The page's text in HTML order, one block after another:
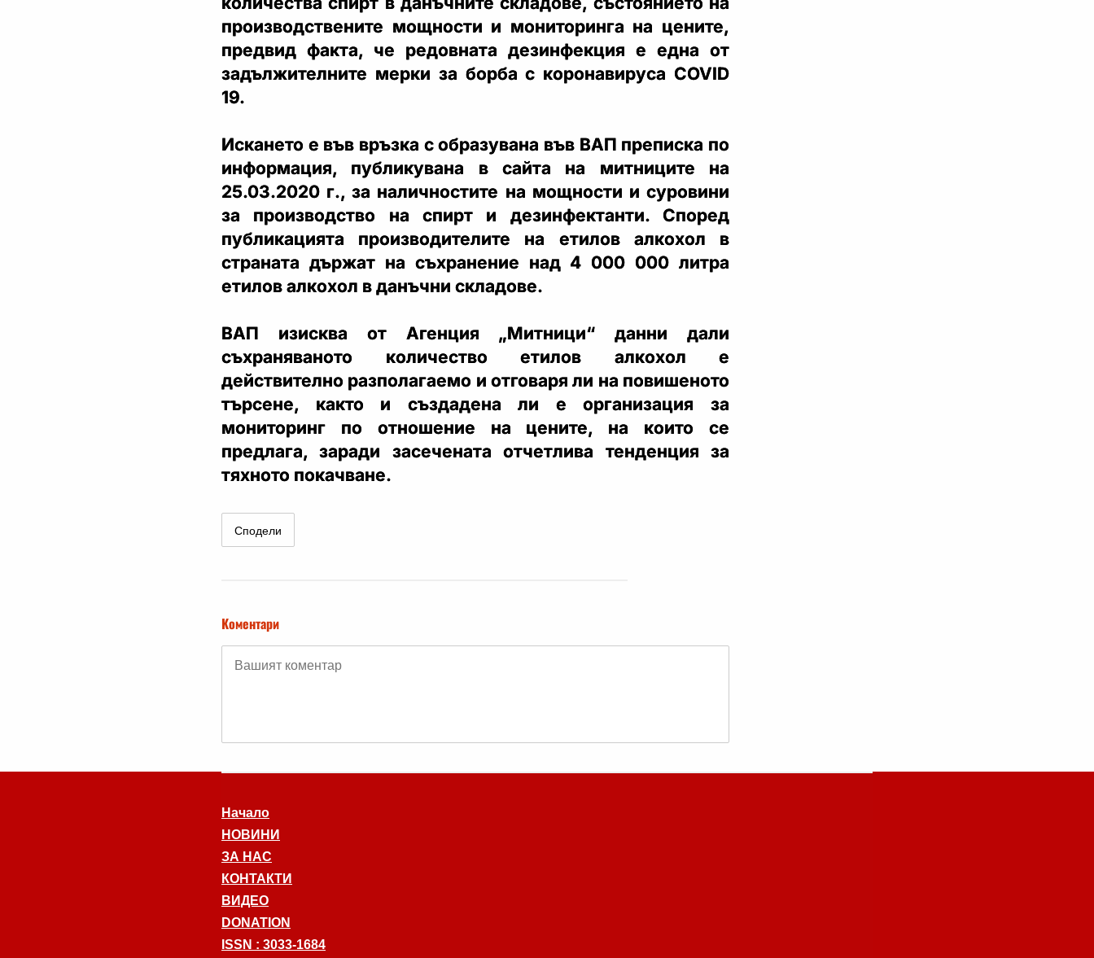
производствените мощности и мониторинга на цените,
предвид факта, че редовната дезинфекция е една от
задължителните мерки за борба с коронавируса COVID
19.
Искането е във връзка с образувана във ВАП преписка по
информация, публикувана в сайта на митниците на
25.03.2020 г., за наличностите на мощности и суровини
за производство на спирт и дезинфектанти. Според
публикацията производителите на етилов алкохол в
страната държат на съхранение над 4 000 000 литра
етилов алкохол в данъчни складове.
ВАП изисква от Агенция „Митници“ данни дали
съхраняваното количество етилов алкохол е
действително разполагаемо и отговаря ли на повишеното
търсене, както и създадена ли е организация за
мониторинг по отношение на цените, на които се
предлага, заради засечената отчетлива тенденция за
тяхното покачване.
Сподели
Коментари
Начало
НОВИНИ
ЗА НАС
КОНТАКТИ
ВИДЕО
DONATION
ISSN : 3033-1684